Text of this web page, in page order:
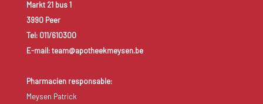
Markt 21 bus 1
3990 Peer
Tel: 011/610300
E-mail: team@apotheekmeysen.be
Pharmacien responsable:
Meysen Patrick